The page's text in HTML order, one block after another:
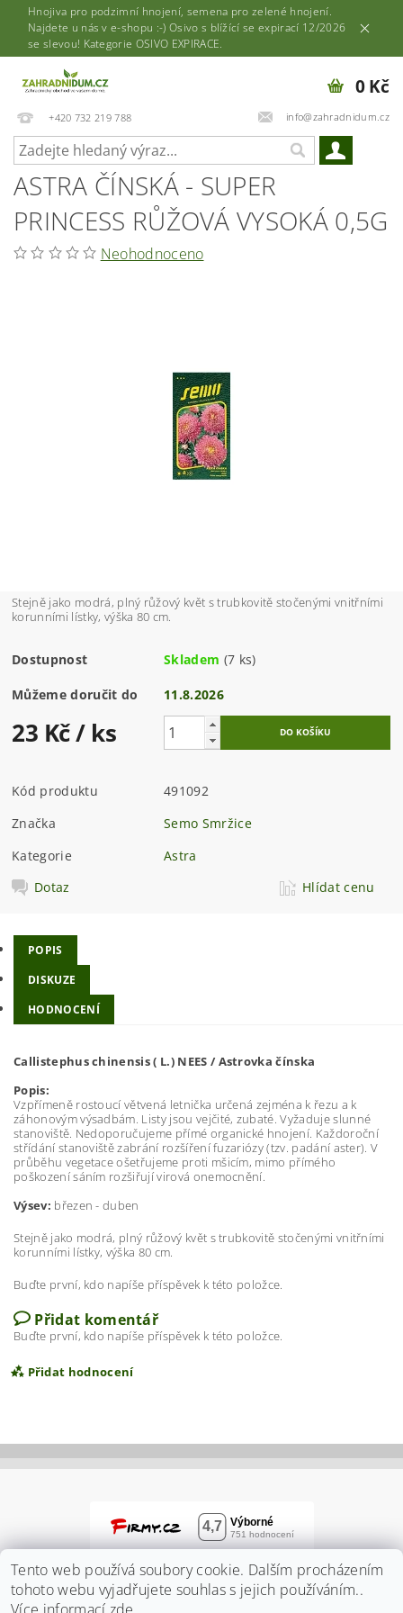
Hnojiva pro podzimní hnojení, semena pro zelené hnojení.
Najdete u nás v e-shopu :-) Osivo s blížící se expirací 12/2026
se slevou! Kategorie OSIVO EXPIRACE.
+420 732 219 788 info@zahradnidum.cz
0 Kč
ASTRA ČÍNSKÁ - SUPER
PRINCESS RŮŽOVÁ VYSOKÁ 0,5G
Neohodnoceno
Stejně jako modrá, plný růžový květ s trubkovitě stočenými vnitřními
korunními lístky, výška 80 cm.
Dostupnost Skladem (7 ks)
Můžeme doručit do 11.8.2026
23 Kč/ ks
Kód produktu
491092
Značka
Semo Smržice
Kategorie
Astra
Dotaz
Hlídat cenu
POPIS
DISKUZE
HODNOCENÍ
Callistephus chinensis ( L.) NEES / Astrovka čínska
Popis:
Vzpřímeně rostoucí větvená letnička určená zejména k řezu a k
záhonovým výsadbám. Listy jsou vejčité, zubaté. Vyžaduje slunné
stanoviště. Nedoporučujeme přímé organické hnojení. Každoroční
střídání stanoviště zabrání rozšíření fuzariózy (tzv. padání aster). V
průběhu vegetace ošetřujeme proti mšicím, mimo přímého
poškození sáním rozšiřují virová onemocnění.
Výsev: březen - duben
Stejně jako modrá, plný růžový květ s trubkovitě stočenými vnitřními
korunními lístky, výška 80 cm.
Buďte první, kdo napíše příspěvek k této položce.
Přidat komentář
Buďte první, kdo napíše příspěvek k této položce.
Přidat hodnocení
Tento web používá soubory cookie. Dalším procházením
tohoto webu vyjadřujete souhlas s jejich používáním..